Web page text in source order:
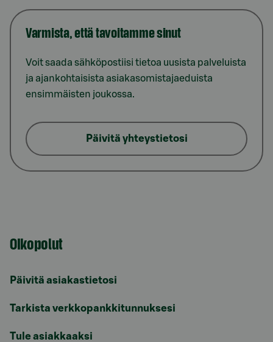
Varmista, että tavoitamme sinut
Voit saada sähköpostiisi tietoa uusista palveluista
ja ajankohtaisista asiakasomistajaeduista
ensimmäisten joukossa.
Päivitä yhteystietosi
Oikopolut
Päivitä asiakastietosi
Tarkista verkkopankkitunnuksesi
Tule asiakkaaksi